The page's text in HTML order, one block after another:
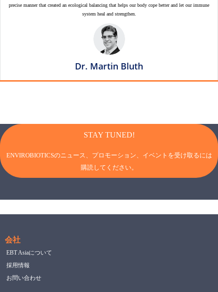
precise manner that created an ecological balancing that helps our body cope better and let our immune
system heal and strengthen.
Dr. Martin Bluth
STAY TUNED!
ENVIROBIOTICSのニュース、プロモーション、イベントを受け取るには
購読してください。
会社
EBT Asiaについて
採用情報
お問い合わせ